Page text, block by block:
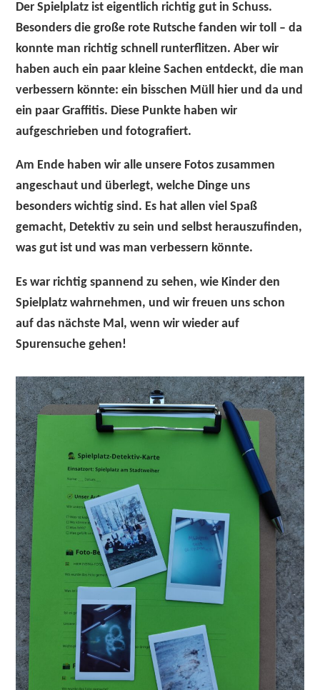
Der Spielplatz ist eigentlich richtig gut in Schuss.
Besonders diegroße rote Rutsche fanden wir toll – da
konnte man richtig schnell runterflitzen. Aber wir
haben auch ein paar kleine Sachen entdeckt, die man
verbessern könnte: ein bisschen Müll hier und da und
ein paar Graffitis. Diese Punkte haben wir
aufgeschrieben und fotografiert.
Am Ende haben wir alle unsere Fotos zusammen
angeschaut und überlegt, welche Dinge uns
besonders wichtig sind. Es hatallen viel Spaß
gemacht, Detektiv zu sein und selbst herauszufinden,
was gut ist und was man verbessern könnte.
Es war richtig spannend zu sehen, wie Kinder den
Spielplatz wahrnehmen, und wir freuen uns schon
auf das nächste Mal, wenn wir wieder auf
Spurensuche gehen!